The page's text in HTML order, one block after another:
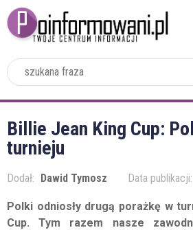
Billie Jean King Cup:
turnieju
Dodał: Dawid Tymosz Data publikacji:
Polki odniosły drugą porażkę w
Cup. Tym razem nasze